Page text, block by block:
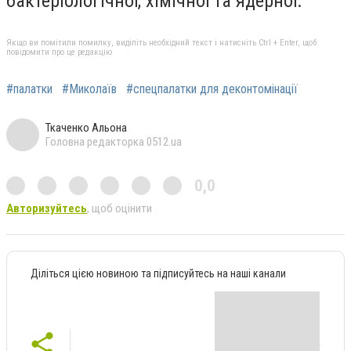
Якщо ви помітили помилку, виділіть необхідний текст і натисніть Ctrl + Enter, щоб
повідомити про це редакцію
#палатки #Миколаїв #спецпалатки для деконтомінації
Ткаченко Альона
Головна редакторка 0512.ua
0,0
Авторизуйтесь, щоб оцінити
Діліться цією новиною та підписуйтесь на наші канали